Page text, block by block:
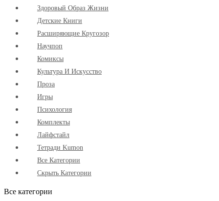
Здоровый Образ Жизни
Детские Книги
Расширяющие Кругозор
Научпоп
Комиксы
Культура И Искусство
Проза
Игры
Психология
Комплекты
Лайфстайл
Тетради Kumon
Все Категории
Скрыть Категории
Все категории